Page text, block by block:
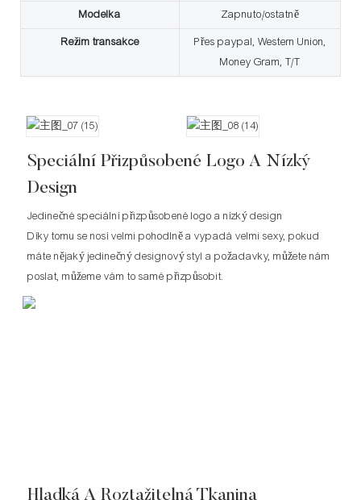
Modelka Zapnuto/ostatně
Režim transakce
Přes paypal, Western Union,
Money Gram, T/T
Speciální Přizpůsobené Logo A Nízký
Design
Jedinečné speciální přizpůsobené logo a nízký design
Díky tomu se nosí velmi pohodlně a vypadá velmi sexy, pokud
máte nějaký jedinečný designový styl a požadavky, můžete nám
poslat, můžeme vám to samé přizpůsobit.
Hladká A Roztažitelná Tkanina